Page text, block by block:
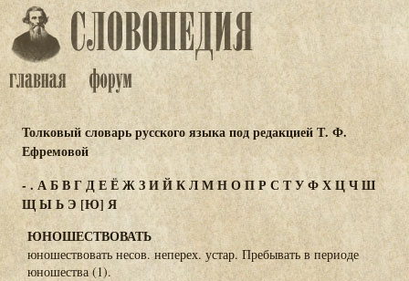
Толковый словарь русского языка под редакцией Т. Ф.
Ефремовой
- . АБВГДЕЁЖЗИЙКЛМНОПР С ТУФХЦЧШ
ЩЫЬЭ [Ю] Я
ЮНОШЕСТВОВАТЬ
юношествовать несов. неперех. устар. Пребывать в периоде
юношества (1).